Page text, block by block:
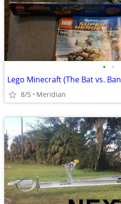
• •
8/5 Meridian